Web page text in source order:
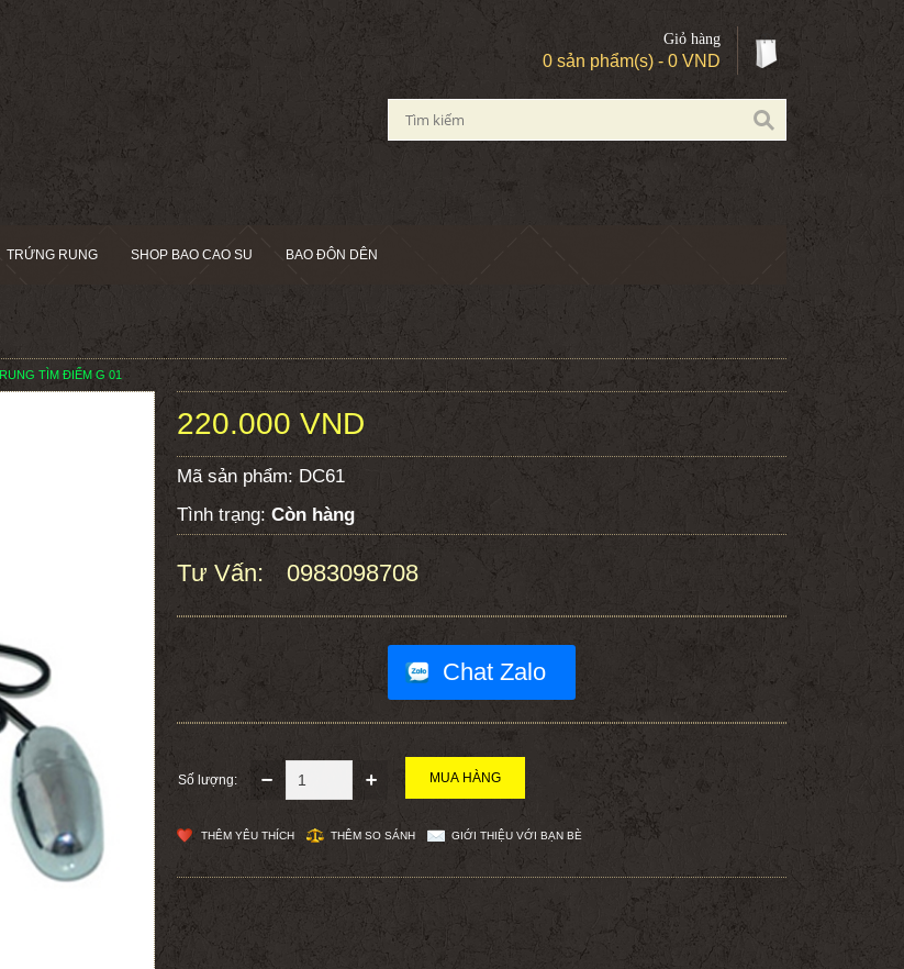
Giỏ hàng
0 sản phẩm(s) - 0 VND
TRỨNG RUNG SHOP BAO CAO SU BAO ĐÔN DÊN
TÌM ĐIỂM G 01
220.000 VND
Mã sản phẩm: DC61
Tình trạng: Còn hàng
Tư Vấn: 0983098708
Chat Zalo
Số lượng:
THÊM YÊU THÍCH THÊM SO SÁNH GIỚI THIỆU VỚI BẠN BÈ